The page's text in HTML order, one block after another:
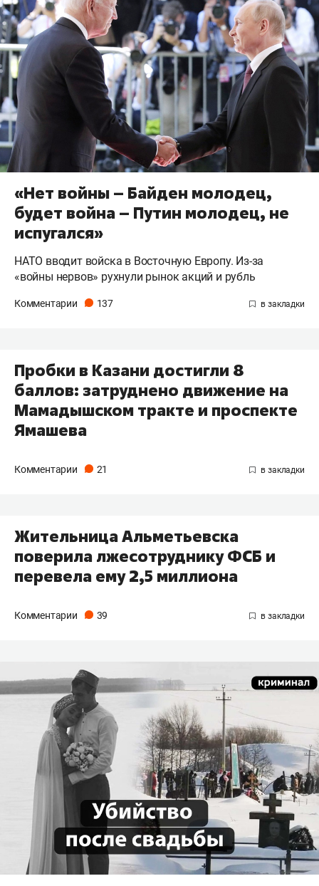
«Нет войны – Байден молодец,
будет война – Путин молодец, не
испугался»
НАТО вводит войска в Восточную Европу. Из-за
«войны нервов» рухнули рынок акций и рубль
Комментарии 137
Пробки в Казани достигли 8
баллов: затруднено движение на
Мамадышском тракте и проспекте
Ямашева
Комментарии 21
Жительница Альметьевска
поверила лжесотруднику ФСБ и
перевела ему 2,5 миллиона
Комментарии 39